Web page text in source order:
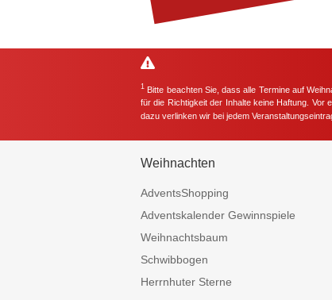
1 Bitte beachten Sie, dass alle Termine auf
für die Richtigkeit der Inhalte keine Haftung. Vor
dazu verlinken wir bei jedem
Weihnachten
AdventsShopping
Adventskalender Gewinnspiele
Weihnachtsbaum
Schwibbogen
Herrnhuter Sterne